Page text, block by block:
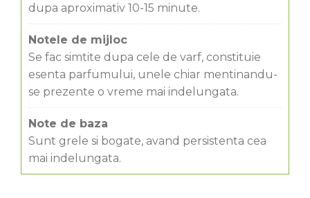
dupa aproximativ 10-15 minute.
Notele de mijloc
Se fac simtite dupa cele de varf, constituie
esenta parfumului, unele chiar mentinandu-
se prezente o vreme mai indelungata.
Note de baza
Sunt grele si bogate, avand persistenta cea
mai indelungata.